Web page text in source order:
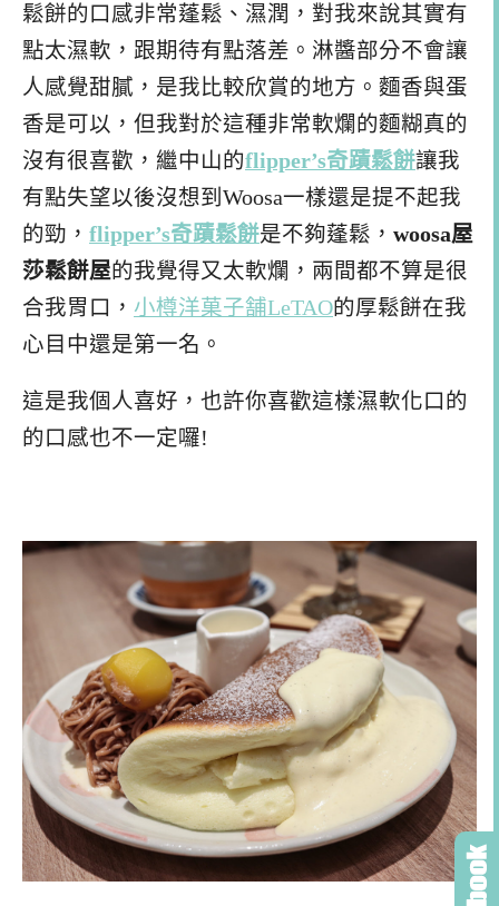
鬆餅的口感非常蓬鬆、濕潤，對我來說其實有
點太濕軟，跟期待有點落差。淋醬部分不會讓
人感覺甜膩，是我比較欣賞的地方。麵香與蛋
香是可以，但我對於這種非常軟爛的麵糊真的
沒有很喜歡，繼中山的flipper’s奇蹟鬆餅讓我
有點失望以後沒想到Woosa一樣還是提不起我
的勁， flipper’s奇蹟鬆餅是不夠蓬鬆， woosa屋
莎鬆餅屋的我覺得又太軟爛，兩間都不算是很
合我胃口， 小樽洋菓子舗LeTAO的厚鬆餅在我
心目中還是第一名。
這是我個人喜好，也許你喜歡這樣濕軟化口的
的口感也不一定囉!